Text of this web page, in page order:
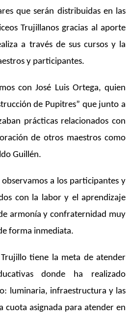
que serán distribuidas en las
Trujillanos gracias al aporte
a través de sus cursos y la
y participantes.
con José Luis Ortega, quien
de Pupitres” que junto a
prácticas relacionados con
de otros maestros como
Guillén.
observamos a los participantes y
con la labor y el aprendizaje
armonía y confraternidad muy
forma inmediata.
tiene la meta de atender
donde ha realizado
luminaria, infraestructura y las
cuota asignada para atender en